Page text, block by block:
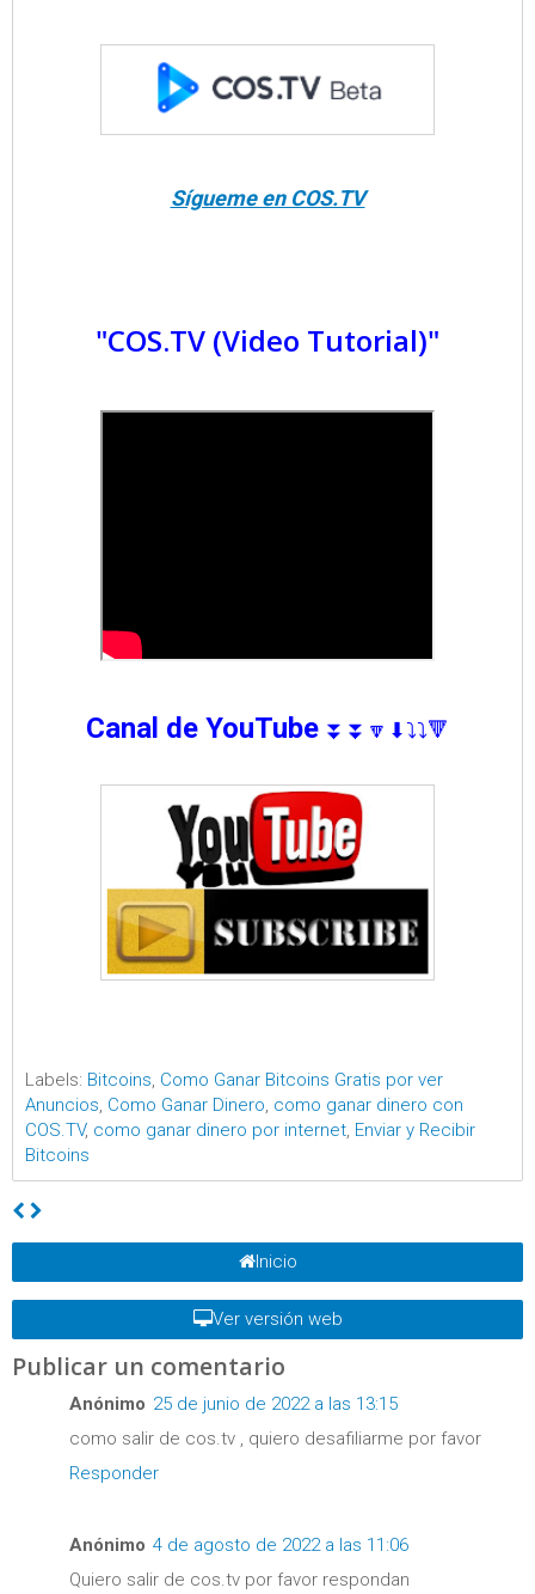
Sígueme en COS.TV
"COS.TV (Video Tutorial)"
Canal de YouTube ⏬⏬🔽 ⬇⤵⤵🔻
Labels: Bitcoins, Como Ganar Bitcoins Gratis por ver
Anuncios, Como Ganar Dinero, como ganar dinero con
COS.TV, como ganar dinero por internet, Enviar y Recibir
Bitcoins
Inicio
Ver versión web
Publicar un comentario
Anónimo 25 de junio de 2022 a las 13:15
como salir de cos.tv , quiero desafiliarme por favor
Responder
Anónimo 4 de agosto de 2022 a las 11:06
Quiero salir de cos.tv por favor respondan